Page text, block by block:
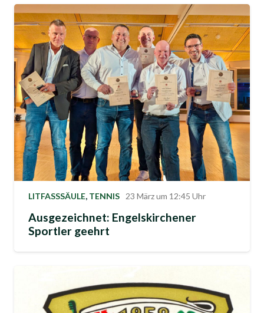
LITFASSSÄULE, TENNIS 23 März um 12:45 Uhr
Ausgezeichnet: Engelskirchener
Sportler geehrt